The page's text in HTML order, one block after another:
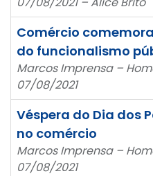
Comércio
do funcionalismo
Marcos Imprensa –
07/08/2021
Véspera do Dia dos
no comércio
Marcos Imprensa –
07/08/2021